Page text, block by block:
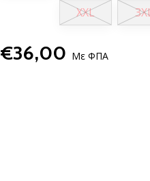
XXL
€36,00 Με ΦΠΑ